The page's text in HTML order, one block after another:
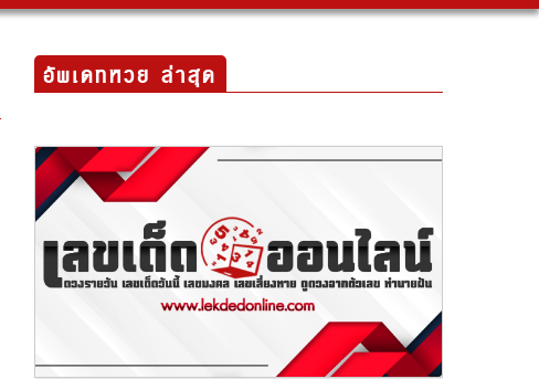
อัพเดทหวย ล่าสุด